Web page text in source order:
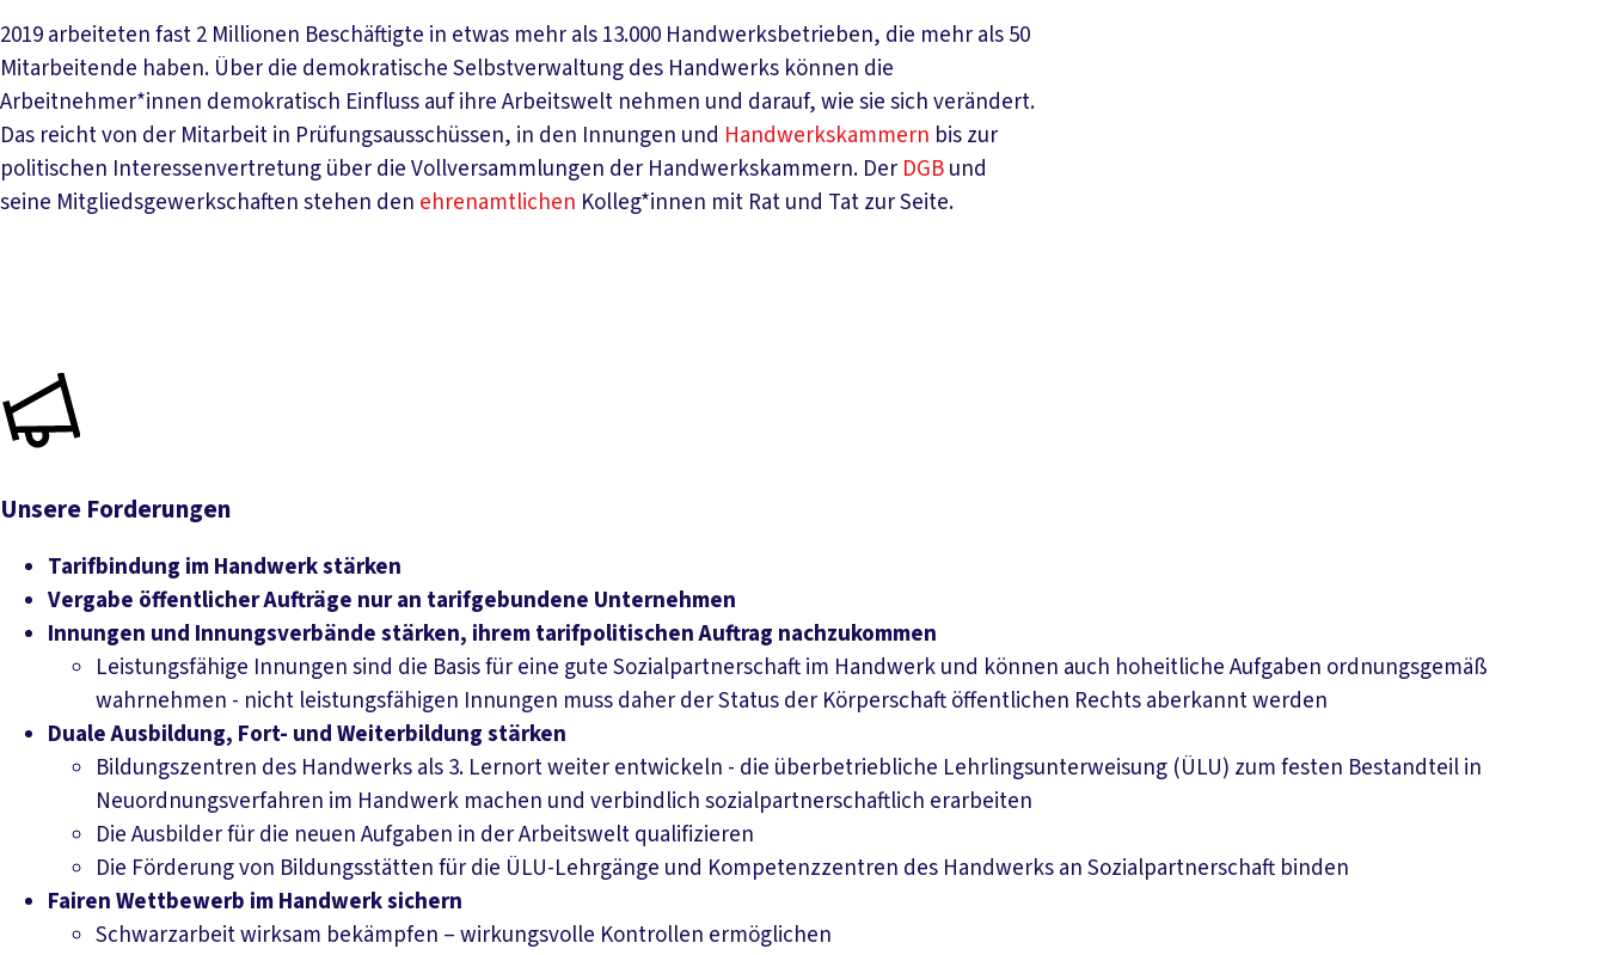
2019 arbeiteten fast 2 Millionen Beschäftigte in etwas mehr als 13.000 Handwerksbetrieben, die mehr als 50
Mitarbeitende haben. Über die demokratische Selbstverwaltung des Handwerks können die
Arbeitnehmer*innen demokratisch Einfluss auf ihre Arbeitswelt nehmen und darauf, wie sie sich verändert.
Das reicht von der Mitarbeit in Prüfungsausschüssen, in den Innungen und Handwerkskammern bis zur
politischen Interessenvertretung über die Vollversammlungen der Handwerkskammern. Der DGBund
seine Mitgliedsgewerkschaften stehen den ehrenamtlichen Kolleg*innen mit Rat und Tat zur Seite.
Unsere Forderungen
Tarifbindung im Handwerk stärken
Vergabe öffentlicher Aufträge nur an tarifgebundene Unternehmen
Innungen und Innungsverbände stärken, ihrem tarifpolitischen Auftrag nachzukommen
Leistungsfähige Innungen sind die Basis für eine gute Sozialpartnerschaft im Handwerk und können auch hoheitliche Aufgaben ordnungsgemäß
wahrnehmen - nicht leistungsfähigen Innungen muss daher der Status der Körperschaft öffentlichen Rechts aberkannt werden
Duale Ausbildung, Fort- und Weiterbildung stärken
Bildungszentren des Handwerks als 3. Lernort weiter entwickeln - die überbetriebliche Lehrlingsunterweisung (ÜLU) zum festen Bestandteil in
Neuordnungsverfahren im Handwerk machen und verbindlich sozialpartnerschaftlich erarbeiten
Die Ausbilder für die neuen Aufgaben in der Arbeitswelt qualifizieren
Die Förderung von Bildungsstätten für die ÜLU-Lehrgänge und Kompetenzzentren des Handwerks an Sozialpartnerschaft binden
Fairen Wettbewerb im Handwerk sichern
Schwarzarbeit wirksam bekämpfen – wirkungsvolle Kontrollen ermöglichen